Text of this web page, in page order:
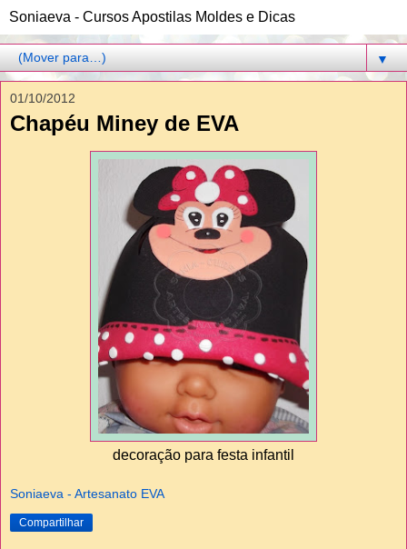
Soniaeva - Cursos Apostilas Moldes e Dicas
▼
01/10/2012
Chapéu Miney de EVA
decoração para festa infantil
Soniaeva - Artesanato EVA
Compartilhar